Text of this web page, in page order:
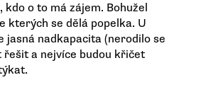
o to má zájem. Bohužel
kterých se dělá popelka. U
jasná nadkapacita (nerodilo se
řešit a nejvíce budou křičet